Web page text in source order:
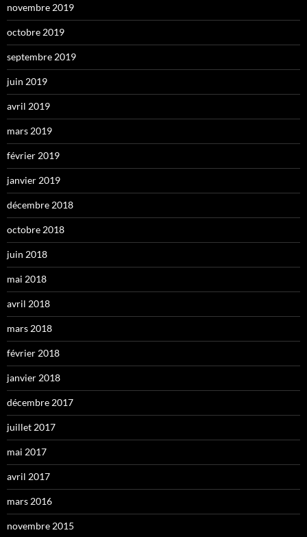
novembre 2019
octobre 2019
septembre 2019
juin 2019
avril 2019
mars 2019
février 2019
janvier 2019
décembre 2018
octobre 2018
juin 2018
mai 2018
avril 2018
mars 2018
février 2018
janvier 2018
décembre 2017
juillet 2017
mai 2017
avril 2017
mars 2016
novembre 2015